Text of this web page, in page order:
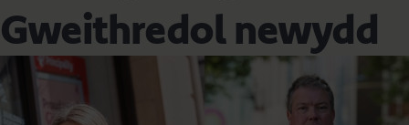
Gweithredol newydd